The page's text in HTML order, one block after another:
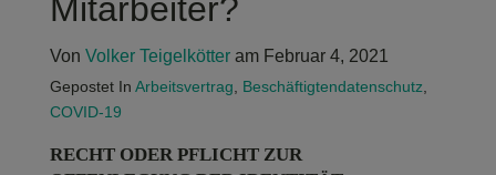
Mitarbeiter?
Von Volker Teigelkötteram Februar 4, 2021
Gepostet In Arbeitsvertrag, Beschäftigtendatenschutz,
COVID-19
RECHT ODER PFLICHT ZUR